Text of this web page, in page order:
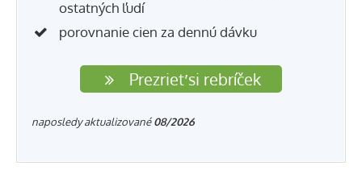
ostatných ľudí
porovnanie cien za dennú dávku
Prezrieť si rebríček
naposledy aktualizované 08/2026